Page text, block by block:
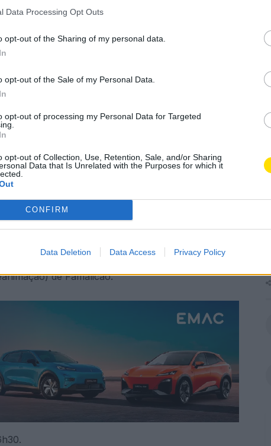
Data Processing Opt Outs
opt-out of the Sharing of my personal data.
opt-out of the Sale of my Personal Data.
opt-out of processing my Personal Data for Targeted
opt-out of Collection, Use, Retention, Sale, and/or Sharing
Data that Is Unrelated with the Purposes for which it
CONFIRM
Data Deletion Data Access Privacy Policy
frigorifico deixa
muito grave
graves na sequência de um incêndio, que
das Cambas, em Famalicão.
de Famalicão, Cruz Vermelha de Ribeirão
de Famalicão.